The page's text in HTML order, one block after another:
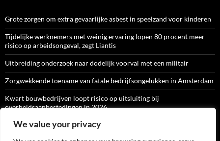
We value your privacy
Grote zorgen om extra gevaarlijke asbest in speelzand voor kinderen
Tijdelijke werknemers met weinig ervaring lopen 80 procent meer
risico op arbeidsongeval, zegt Liantis
Uitbreiding onderzoek naar dodelijk voorval met een militair
Zorgwekkende toename van fatale bedrijfsongelukken in Amsterdam
Kwart bouwbedrijven loopt risico op uitsluiting bij
overheidsaanbestedingen in 2026